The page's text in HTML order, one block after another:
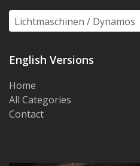
Lichtmaschinen / Dynamos
English Versions
Home
All Categories
Contact